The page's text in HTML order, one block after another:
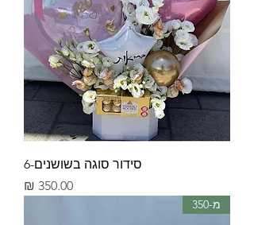
סידור סוגה בשושנים-6
מחיר
מ-350